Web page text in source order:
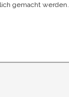
gemacht werden.